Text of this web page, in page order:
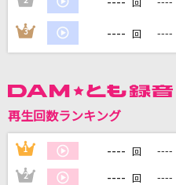
back number
ヒロガリズム
勝利の空へ
藤井フミヤ(藤井郁弥)
回
3 ---- 回 ----
再生回数ランキング
1 ---- 回 ----
2 ---- 回 ----